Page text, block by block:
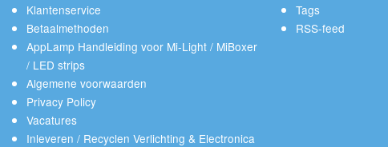
Klantenservice
Betaalmethoden
AppLamp Handleiding voor Mi-Light / MiBoxer
/ LED strips
Algemene voorwaarden
Privacy Policy
Vacatures
Inleveren / Recyclen Verlichting & Electronica
Tags
RSS-feed